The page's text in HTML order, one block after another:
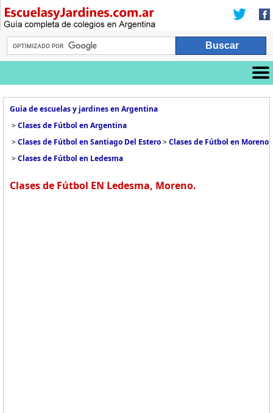
Guía de escuelas y jardines en Argentina
>Clases de Fútbol en Argentina
>Clases de Fútbol en Santiago Del Estero>Clases de Fútbol en Moreno
>Clases de Fútbol en Ledesma
Clases de Fútbol EN Ledesma, Moreno.